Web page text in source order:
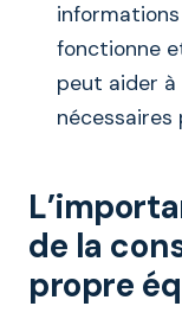
fonctionne
peut aider
nécessaires
de la
propre